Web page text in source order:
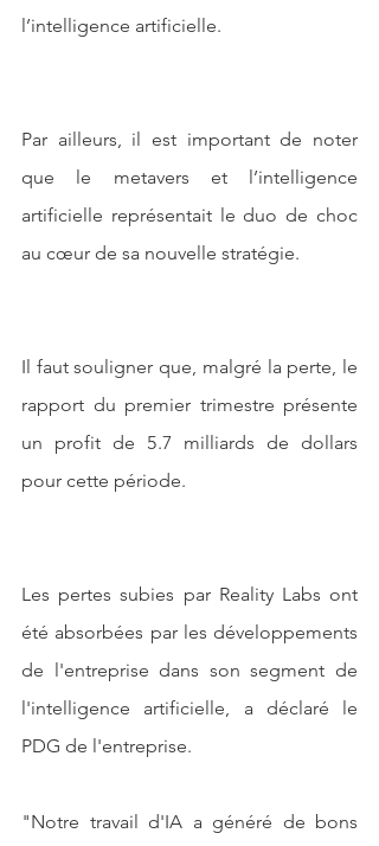
l’intelligence artificielle.
Par ailleurs, il est important de noter
que le metavers et l’intelligence
artificielle représentait le duo de choc
au cœur de sa nouvelle stratégie.
Il faut souligner que, malgré la perte, le
rapport du premier trimestre présente
un profit de 5.7 milliards de dollars
pour cette période.
Les pertes subies par Reality Labs ont
été absorbées par les développements
de l'entreprise dans son segment de
l'intelligence artificielle, a déclaré le
PDG de l'entreprise.
"Notre travail d'IA a généré de bons